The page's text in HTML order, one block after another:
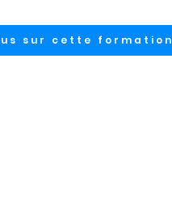
sur cette formation